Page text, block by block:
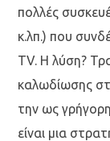
πολλές
κ.λπ.) που
TV. Η λύση?
καλωδίωσης
την ως
είναι μια